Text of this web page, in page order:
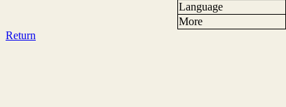
Language
More
Return